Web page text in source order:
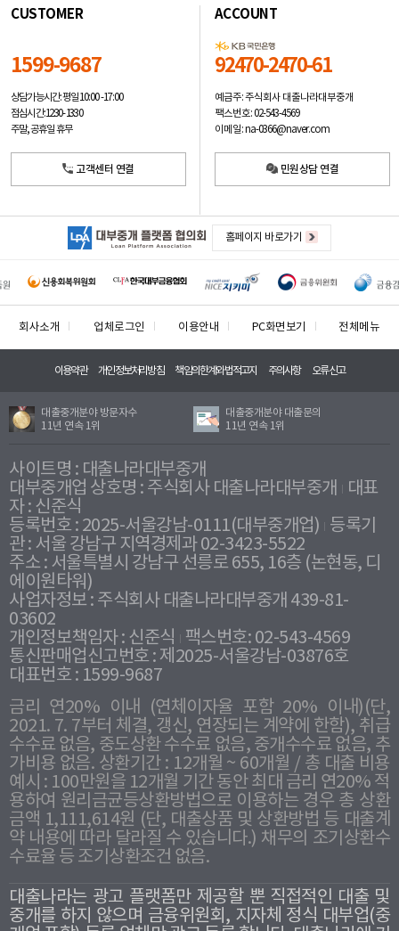
CUSTOMER
1599-9687
상담가능시간: 평일10:00 -17:00
점심시간: 12:30 - 13:30
주말, 공휴일 휴무
고객센터 연결
ACCOUNT
92470-2470-61
예금주: 주식회사 대출나라대부중개
팩스번호: 02-543-4569
이메일: na-0366@naver.com
민원상담 연결
홈페이지 바로가기
회사소개 업체로그인 이용안내 PC화면보기 전체메뉴
이용약관 개인정보처리방침 책임의한계와법적고지 주의사항 오류신고
대출중개분야 방문자수
11년 연속 1위
대출중개분야 대출문의
11년 연속 1위
사이트명 : 대출나라대부중개
대부중개업 상호명 : 주식회사 대출나라대부중개
대표
자 : 신준식
등록번호 : 2025-서울강남-0111(대부중개업) 등록기
관 : 서울 강남구 지역경제과 02-3423-5522
주소 : 서울특별시 강남구 선릉로 655, 16층 (논현동, 디
에이원타워)
사업자정보 : 주식회사 대출나라대부중개 439-81-
03602
개인정보책임자 : 신준식
팩스번호: 02-543-4569
통신판매업신고번호 : 제2025-서울강남-03876호
대표번호 : 1599-9687
금리 연20% 이내 (연체이자율 포함 20% 이내)(단,
2021. 7. 7부터 체결, 갱신, 연장되는 계약에 한함), 취급
수수료 없음, 중도상환 수수료 없음, 중개수수료 없음, 추
가비용 없음. 상환기간 : 12개월 ~ 60개월 / 총 대출 비용
예시 : 100만원을 12개월 기간 동안 최대 금리 연20% 적
용하여 원리금균등상환방법으로 이용하는 경우 총 상환
금액 1,111,614원 (단, 대출상품 및 상환방법 등 대출계
약 내용에 따라 달라질 수 있습니다.) 채무의 조기상환수
수료율 등 조기상환조건 없음.
대출나라는 광고 플랫폼만 제공할 뿐 직접적인 대출 및
중개를 하지 않으며 금융위원회, 지자체 정식 대부업(중